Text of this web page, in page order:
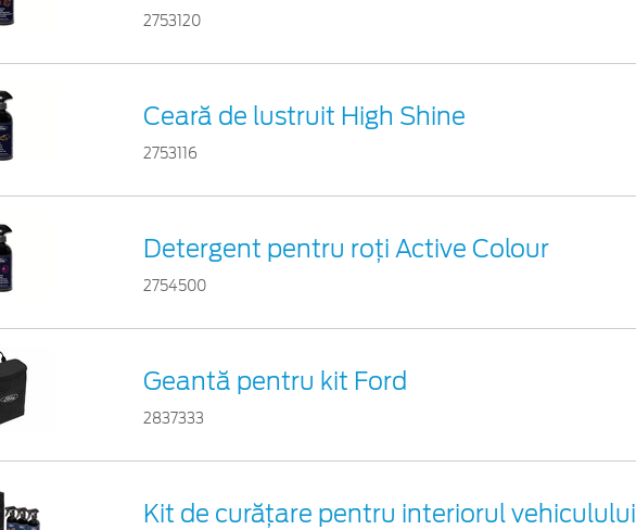
2753120
Ceară de lustruit High Shine
2753116
Detergent pentru roți Active Colour
2754500
Geantă pentru kit Ford
2837333
Kit de curățare pentru interiorul vehiculului